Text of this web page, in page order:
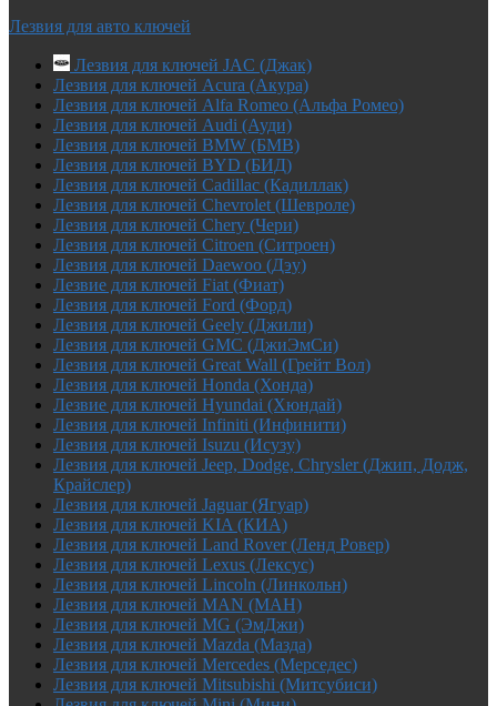
Лезвия для авто ключей
Лезвия для ключей JAC (Джак)
Лезвия для ключей Acura (Акура)
Лезвия для ключей Alfa Romeo (Альфа Ромео)
Лезвия для ключей Audi (Ауди)
Лезвия для ключей BMW (БМВ)
Лезвия для ключей BYD (БИД)
Лезвия для ключей Cadillac (Кадиллак)
Лезвия для ключей Chevrolet (Шевроле)
Лезвия для ключей Chery (Чери)
Лезвия для ключей Citroen (Ситроен)
Лезвия для ключей Daewoo (Дэу)
Лезвие для ключей Fiat (Фиат)
Лезвия для ключей Ford (Форд)
Лезвия для ключей Geely (Джили)
Лезвия для ключей GMC (ДжиЭмСи)
Лезвия для ключей Great Wall (Грейт Вол)
Лезвия для ключей Honda (Хонда)
Лезвие для ключей Hyundai (Хюндай)
Лезвия для ключей Infiniti (Инфинити)
Лезвия для ключей Isuzu (Исузу)
Лезвия для ключей Jeep, Dodge, Chrysler (Джип, Додж,
Крайслер)
Лезвия для ключей Jaguar (Ягуар)
Лезвия для ключей KIA (КИА)
Лезвия для ключей Land Rover (Ленд Ровер)
Лезвия для ключей Lexus (Лексус)
Лезвия для ключей Lincoln (Линкольн)
Лезвия для ключей MAN (МАН)
Лезвия для ключей MG (ЭмДжи)
Лезвия для ключей Mazda (Мазда)
Лезвия для ключей Mercedes (Мерседес)
Лезвия для ключей Mitsubishi (Митсубиси)